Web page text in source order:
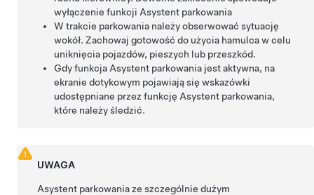
wyłączenie funkcji Asystent parkowania
W trakcie parkowania należy obserwować sytuację
wokół. Zachowaj gotowość do użycia hamulca w celu
uniknięcia pojazdów, pieszych lub przeszkód.
Gdy funkcja Asystent parkowania jest aktywna, na
ekranie dotykowym pojawiają się wskazówki
udostępniane przez funkcję Asystent parkowania,
które należy śledzić.
UWAGA
Asystent parkowaniaze szczególnie dużym